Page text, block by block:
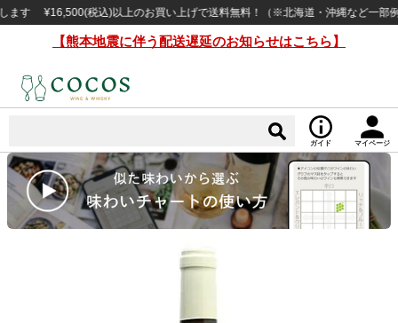
¥16,500(税込)以上のお買い上げで送料無料！（※北海道・沖縄など一部例外地
【熊本地震に伴う配送遅延のお知らせはこちら】
ガイド マイページ